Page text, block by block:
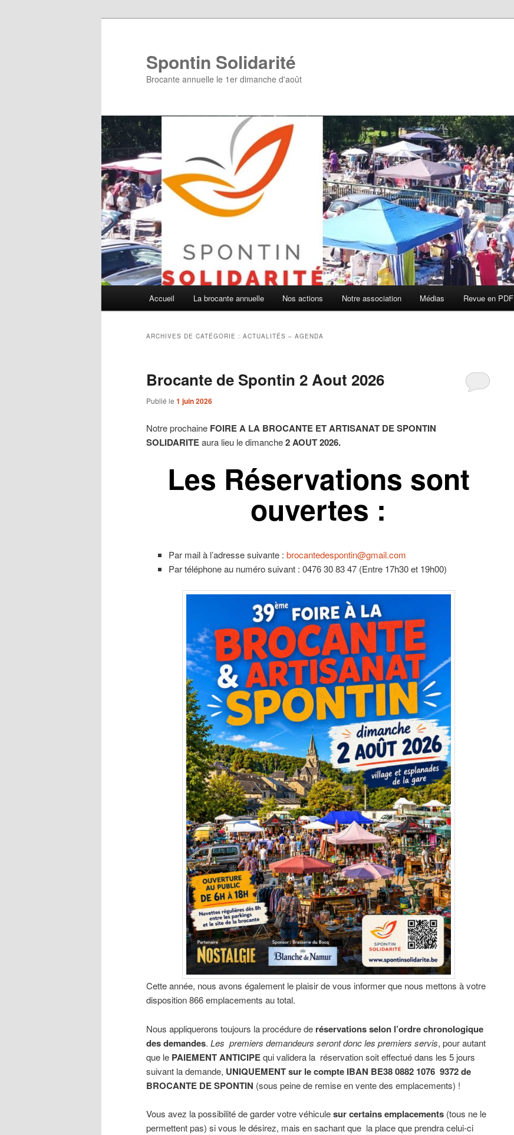
Spontin Solidarité
Brocante annuelle le 1er dimanche d'août
Accueil La brocante annuelle Nos actions Notre association Médias Revue en PDF
ARCHIVES DE CATÉGORIE : ACTUALITÉS – AGENDA
Brocante de Spontin 2 Aout 2026
Publié le 1 juin 2026
Notre prochaine FOIRE A LA BROCANTE ET ARTISANAT DESPONTIN
SOLIDARITEaura lieu le dimanche2 AOUT 2026.
Les Réservations sont
ouvertes :
Par mail à l’adresse suivante : brocantedespontin@gmail.com
Par téléphone au numéro suivant : 0476 30 83 47 (Entre 17h30 et 19h00)
Cette année, nous avons également le plaisir de vous informer que nous mettons à votre
disposition 866 emplacements au total.
Nous appliquerons toujours la procédure de réservations selon l’ordre chronologique
des demandes. Les premiers demandeurs seront donc les premiers servis, pour autant
que le PAIEMENT ANTICIPEqui validera la réservation soit effectué dans les 5 jours
suivant la demande, UNIQUEMENT sur lecompte IBAN BE38 0882 1076 9372de
BROCANTE DE SPONTIN (sous peine de remise en vente des emplacements) !
Vous avez la possibilité de garder votre véhiculesur certains emplacements (tous ne le
permettent pas) si vous le désirez, mais en sachant que la place que prendra celui-ci